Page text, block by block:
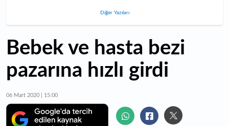
Diğer Yazıları
Bebek ve hasta bezi
pazarına hızlı girdi
06 Mart 2020 | 15:00